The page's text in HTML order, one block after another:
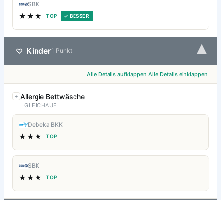
SBK
★★★ TOP ✓ BESSER
♡ Kinder1 Punkt ▾
Alle Details aufklappen Alle Details einklappen
Allergie Bettwäsche
GLEICHAUF
Debeka BKK
★★★ TOP
SBK
★★★ TOP